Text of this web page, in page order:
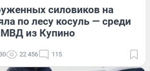
силовиков на
по лесу косуль — среди
из Купино
22 456 115